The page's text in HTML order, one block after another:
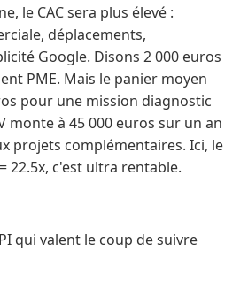
le CAC sera plus élevé :
déplacements,
Google. Disons 2 000 euros
PME. Mais le panier moyen
pour une mission diagnostic
monte à 45 000 euros sur un an
projets complémentaires. Ici, le
22.5x, c'est ultra rentable.
qui valent le coup de suivre